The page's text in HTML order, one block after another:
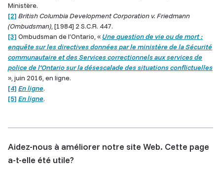
Ministère.
[2] British Columbia Development Corporation v. Friedmann
(Ombudsman), [1984] 2 S.C.R. 447.
[3] Ombudsman de l’Ontario, « Une question de vie ou de mort :
enquête sur les directives données par le ministère de la Sécurité
communautaire et des Services correctionnels aux services de
police de l’Ontario sur la désescalade des situations conflictuelles
», juin 2016, en ligne.
[4] En ligne.
[5] En ligne.
Aidez-nous à améliorer notre site Web. Cette page
a-t-elle été utile?